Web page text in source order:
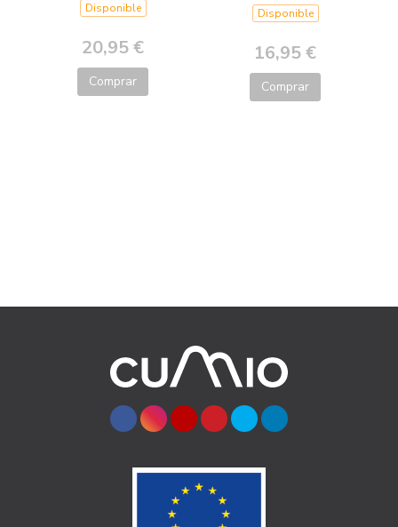
Disponible
20,95 €
Comprar
Disponible
16,95 €
Comprar